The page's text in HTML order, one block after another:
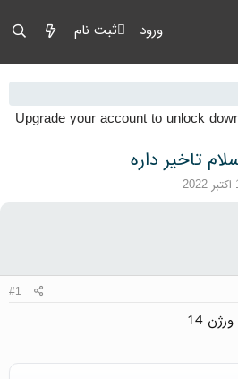
ورود ثبت نام
تاخیر داره
شروع
#1